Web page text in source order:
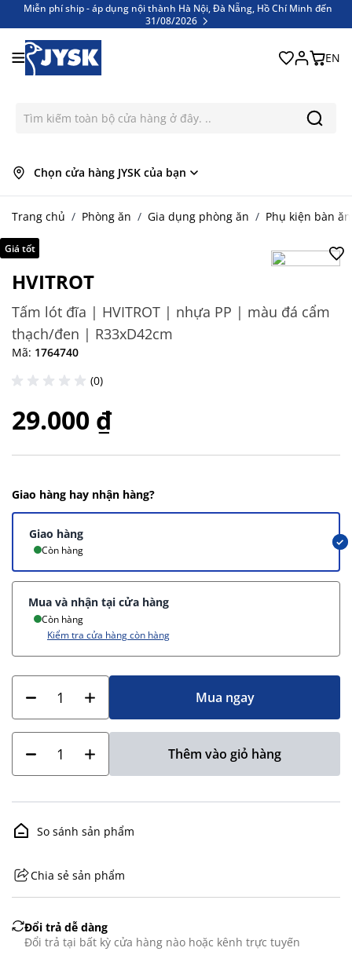
Miễn phí ship - áp dụng nội thành Hà Nội, Đà Nẵng, Hồ Chí Minh đến
31/08/2026
EN
Chọn cửa hàng JYSK của bạn
Trang chủ / Phòng ăn / Gia dụng phòng ăn / Phụ kiện bàn ăn
Giá tốt
HVITROT
Tấm lót đĩa | HVITROT | nhựa PP | màu đá cẩm
thạch/đen | R33xD42cm
Mã: 1764740
(0)
29.000 ₫
Giao hàng hay nhận hàng?
Giao hàng
Còn hàng
Mua và nhận tại cửa hàng
Còn hàng
Kiểm tra cửa hàng còn hàng
Mua ngay
Thêm vào giỏ hàng
So sánh sản phẩm
GHS07 - Advarsel
Chia sẻ sản phẩm
Đổi trả dễ dàng
Đổi trả tại bất kỳ cửa hàng nào hoặc kênh trực tuyến